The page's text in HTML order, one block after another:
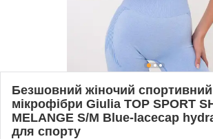
Безшовний жіночий
мікрофібри Giulia TOP SPORT
MELANGE S/M Blue-lacecap
для спорту